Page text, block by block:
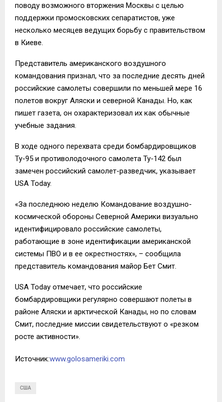
поводу возможного вторжения Москвы с целью
поддержки промосковских сепаратистов, уже
несколько месяцев ведущих борьбу с правительством
в Киеве.
Представитель американского воздушного
командования признал, что за последние десять дней
российские самолеты совершили по меньшей мере 16
полетов вокруг Аляски и северной Канады. Но, как
пишет газета, он охарактеризовал их как обычные
учебные задания.
В ходе одного перехвата среди бомбардировщиков
Ту-95 и противолодочного самолета Ту-142 был
замечен российский самолет-разведчик, указывает
USA Today.
«За последнюю неделю Командование воздушно-
космической обороны Северной Америки визуально
идентифицировало российские самолеты,
работающие в зоне идентификации американской
системы ПВО и в ее окрестностях», – сообщила
представитель командования майор Бет Смит.
USA Today отмечает, что российские
бомбардировщики регулярно совершают полеты в
районе Аляски и арктической Канады, но по словам
Смит, последние миссии свидетельствуют о «резком
росте активности».
Источник:www.golosameriki.com
США